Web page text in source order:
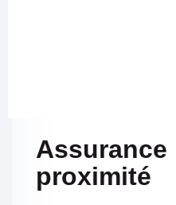
Assurance
proximité